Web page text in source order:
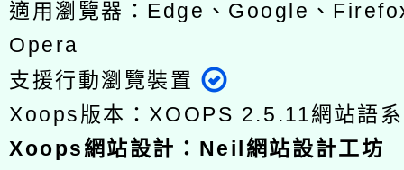
適用瀏覽器：Edge、Google、
Opera
支援行動瀏覽裝置
Xoops版本：XOOPS 2.5.11網站語
Xoops網站設計 ： Neil網站設計工坊